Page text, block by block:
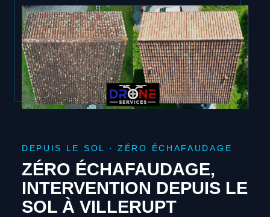
DEPUIS LE SOL · ZÉRO ÉCHAFAUDAGE
ZÉRO ÉCHAFAUDAGE,
INTERVENTION DEPUIS LE
SOL À VILLERUPT